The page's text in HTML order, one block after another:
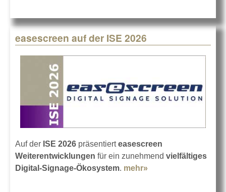
easescreen auf der ISE 2026
Auf der ISE 2026 präsentierteasescreen
Weiterentwicklungen für ein zunehmend vielfältiges
Digital-Signage-Ökosystem. mehr»